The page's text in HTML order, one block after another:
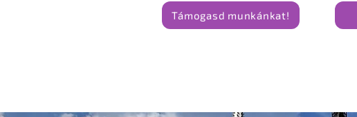
Támogasd munkánkat!